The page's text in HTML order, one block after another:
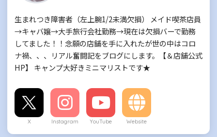
生まれつき障害者（左上腕1/2未満欠損） メイド喫茶店員
→キャバ嬢→大手旅行会社勤務→現在は欠損バーで勤務
してました！！念願の店舗を手に入れたが世の中はコロ
ナ禍、、、リアル奮闘記をブログにします。【＆店舗公式
HP】 キャンプ大好きミニマリストです★
X Instagram YouTube Website